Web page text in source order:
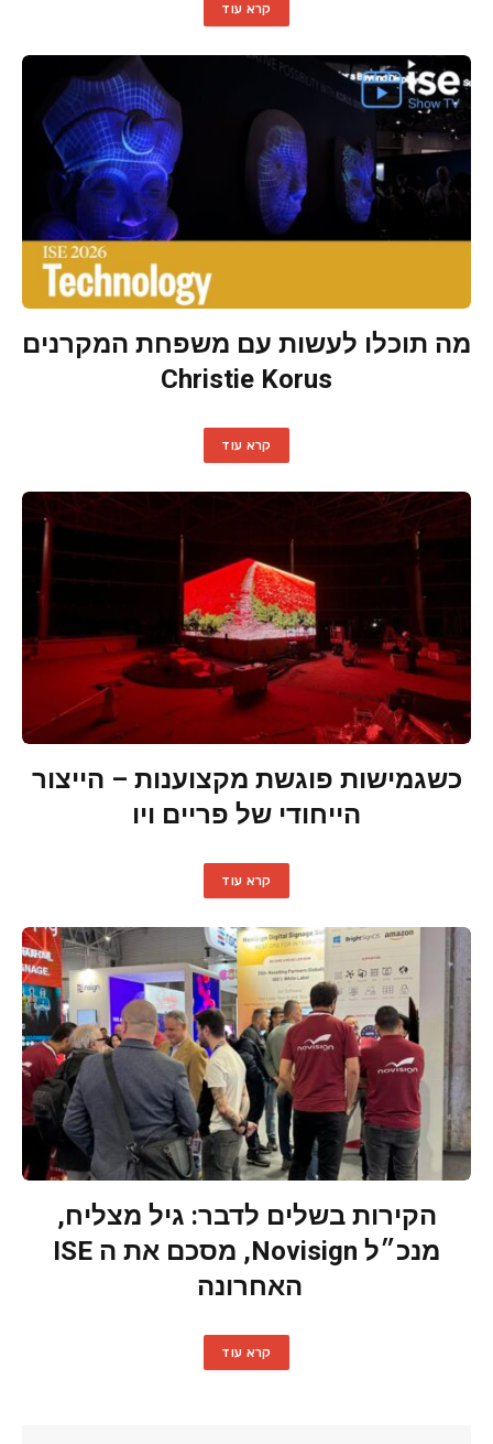
קרא עוד
מה תוכלו לעשות עם משפחת המקרנים
Christie Korus
קרא עוד
כשגמישות פוגשת מקצוענות – הייצור
הייחודי של פריים ויו
קרא עוד
הקירות בשלים לדבר: גיל מצליח,
מנכ״ל Novisign, מסכם את ה ISE
האחרונה
קרא עוד